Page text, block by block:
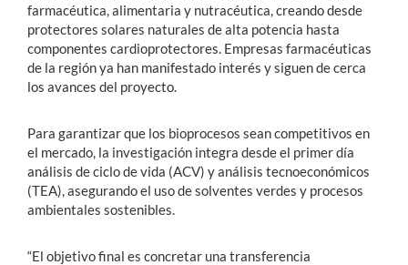
farmacéutica, alimentaria y nutracéutica, creando desde
protectores solares naturales de alta potencia hasta
componentes cardioprotectores. Empresas farmacéuticas
de la región ya han manifestado interés y siguen de cerca
los avances del proyecto.
Para garantizar que los bioprocesos sean competitivos en
el mercado, la investigación integra desde el primer día
análisis de ciclo de vida (ACV) y análisis tecnoeconómicos
(TEA), asegurando el uso de solventes verdes y procesos
ambientales sostenibles.
“El objetivo final es concretar una transferencia